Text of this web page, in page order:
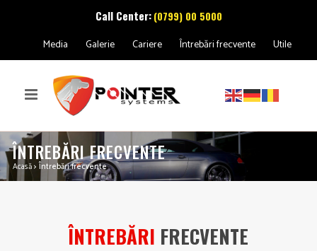
Call Center: (0799) 00 5000
Media Galerie Cariere Întrebări frecvente Utile
ÎNTREBĂRI FRECVENTE
Acasă> Întrebări frecvente
ÎNTREBĂRI FRECVENTE